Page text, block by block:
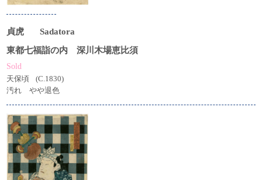
貞虎
Sadatora
東都七福詣の内 深川木場恵比須
Sold
天保頃
(C.1830)
汚れ やや退色